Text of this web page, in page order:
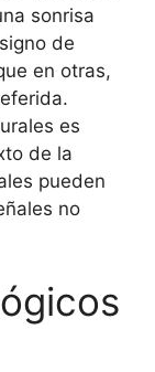
sonrisa
de
en otras,
es
de la
pueden
no